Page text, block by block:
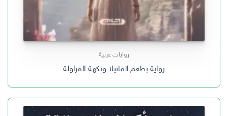
روايات عربية
رواية بطعم الفانيلا ونكهة الفراولة